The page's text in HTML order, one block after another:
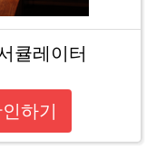
큘레이터
하기